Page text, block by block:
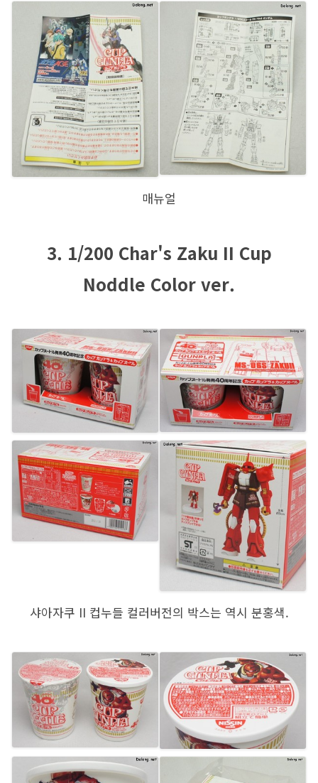
매뉴얼
3. 1/200 Char's Zaku II Cup
Noddle Color ver.
샤아자쿠 II 컵누들 컬러버전의 박스는 역시 분홍색.